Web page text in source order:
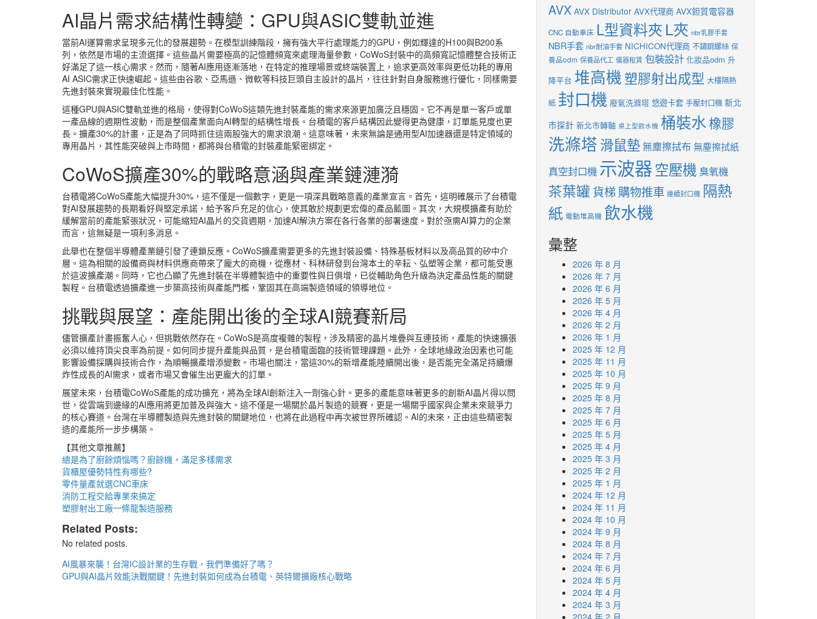
AI晶片需求結構性轉變：GPU與ASIC雙軌並進
當前AI運算需求呈現多元化的發展趨勢。在模型訓練階段，擁有強大平行處理能力的GPU，例如輝達的H100與B200系
列，依然是市場的主流選擇。這些晶片需要極高的記憶體頻寬來處理海量參數，CoWoS封裝中的高頻寬記憶體整合技術正
好滿足了這一核心需求。然而，隨著AI應用逐漸落地，在特定的推理場景或終端裝置上，追求更高效率與更低功耗的專用
AI ASIC需求正快速崛起。這些由谷歌、亞馬遜、微軟等科技巨頭自主設計的晶片，往往針對自身服務進行優化，同樣需要
先進封裝來實現最佳化性能。
這種GPU與ASIC雙軌並進的格局，使得對CoWoS這類先進封裝產能的需求來源更加廣泛且穩固。它不再是單一客戶或單
一產品線的週期性波動，而是整個產業面向AI轉型的結構性增長。台積電的客戶結構因此變得更為健康，訂單能見度也更
長。擴產30%的計畫，正是為了同時抓住這兩股強大的需求浪潮。這意味著，未來無論是通用型AI加速器還是特定領域的
專用晶片，其性能突破與上市時間，都將與台積電的封裝產能緊密綁定。
CoWoS擴產30%的戰略意涵與產業鏈漣漪
台積電將CoWoS產能大幅提升30%，這不僅是一個數字，更是一項深具戰略意義的產業宣言。首先，這明確展示了台積電
對AI發展趨勢的長期看好與堅定承諾，給予客戶充足的信心，使其敢於規劃更宏偉的產品藍圖。其次，大規模擴產有助於
緩解當前的產能緊張狀況，可能縮短AI晶片的交貨週期，加速AI解決方案在各行各業的部署速度。對於亟需AI算力的企業
而言，這無疑是一項利多消息。
此舉也在整個半導體產業鏈引發了連鎖反應。CoWoS擴產需要更多的先進封裝設備、特殊基板材料以及高品質的矽中介
層。這為相關的設備商與材料供應商帶來了龐大的商機，從應材、科林研發到台灣本土的辛耘、弘塑等企業，都可能受惠
於這波擴產潮。同時，它也凸顯了先進封裝在半導體製造中的重要性與日俱增，已從輔助角色升級為決定產品性能的關鍵
製程。台積電透過擴產進一步築高技術與產能門檻，鞏固其在高端製造領域的領導地位。
挑戰與展望：產能開出後的全球AI競賽新局
儘管擴產計畫振奮人心，但挑戰依然存在。CoWoS是高度複雜的製程，涉及精密的晶片堆疊與互連技術，產能的快速擴張
必須以維持頂尖良率為前提。如何同步提升產能與品質，是台積電面臨的技術管理課題。此外，全球地緣政治因素也可能
影響設備採購與技術合作，為順暢擴產增添變數。市場也關注，當這30%的新增產能陸續開出後，是否能完全滿足持續爆
炸性成長的AI需求，或者市場又會催生出更龐大的訂單。
展望未來，台積電CoWoS產能的成功擴充，將為全球AI創新注入一劑強心針。更多的產能意味著更多的創新AI晶片得以問
世，從雲端到邊緣的AI應用將更加普及與強大。這不僅是一場關於晶片製造的競賽，更是一場關乎國家與企業未來競爭力
的核心賽道。台灣在半導體製造與先進封裝的關鍵地位，也將在此過程中再次被世界所確認。AI的未來，正由這些精密製
造的產能所一步步構築。
【其他文章推薦】
總是為了廚餘煩惱嗎？ 廚餘機 ，滿足多樣需求
貨櫃屋優勢特性有哪些?
零件量產就選CNC車床
消防工程交給專業來搞定
塑膠射出工廠一條龍製造服務
Related Posts:
No related posts.
文
章
AI風暴來襲！台灣IC設計業的生存戰，我們準備好了嗎？
GPU與AI晶片效能決戰關鍵！先進封裝如何成為台積電、英特爾擴廠核心戰略
AVX AVX Distributor AVX代理商 AVX鉭質電容器
CNC 自動車床 L型資料夾 L夾 nbr乳膠手套
NBR手套 nbr耐油手套 NICHICON代理商 不鏽鋼螺絲 保
養品odm 保養品代工 儀器租賃 包裝設計 化妝品odm 升
降平台 堆高機塑膠射出成型 大樓隔熱
紙 封口機 廢氣洗滌塔 悠遊卡套 手壓封口機 新北
市探針 新北市轉軸 桌上型飲水機 桶裝水橡膠
洗滌塔滑鼠墊無塵擦拭布 無塵擦拭紙
真空封口機 示波器空壓機 臭氧機
茶葉罐 貨梯 購物推車 連續封口機 隔熱
紙 電動堆高機 飲水機
彙整
2026 年 8 月
2026 年 7 月
2026 年 6 月
2026 年 5 月
2026 年 4 月
2026 年 2 月
2026 年 1 月
2025 年 12 月
2025 年 11 月
2025 年 10 月
2025 年 9 月
2025 年 8 月
2025 年 7 月
2025 年 6 月
2025 年 5 月
2025 年 4 月
2025 年 3 月
2025 年 2 月
2025 年 1 月
2024 年 12 月
2024 年 11 月
2024 年 10 月
2024 年 9 月
2024 年 8 月
2024 年 7 月
2024 年 6 月
2024 年 5 月
2024 年 4 月
2024 年 3 月
2024 年 2 月